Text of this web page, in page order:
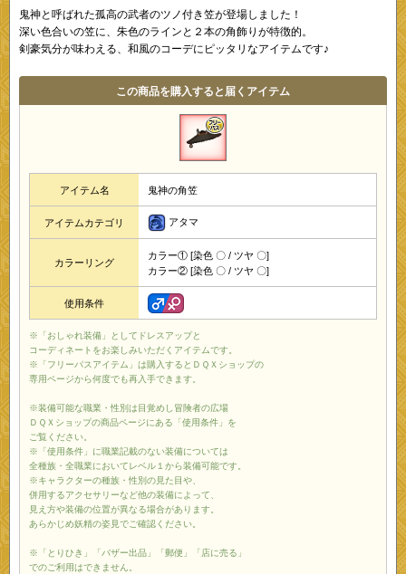
鬼神と呼ばれた孤高の武者のツノ付き笠が登場しました！
深い色合いの笠に、朱色のラインと２本の角飾りが特徴的。
剣豪気分が味わえる、和風のコーデにピッタリなアイテムです♪
この商品を購入すると届くアイテム
アイテム名 鬼神の角笠
アイテムカテゴリ アタマ
カラーリング
カラー① [染色 〇 / ツヤ 〇]
カラー② [染色 〇 / ツヤ 〇]
使用条件
※「おしゃれ装備」としてドレスアップと
コーディネートをお楽しみいただくアイテムです。
※「フリーパスアイテム」は購入するとＤＱＸショップの
専用ページから何度でも再入手できます。
※装備可能な職業・性別は目覚めし冒険者の広場
ＤＱＸショップの商品ページにある「使用条件」を
ご覧ください。
※「使用条件」に職業記載のない装備については
全種族・全職業においてレベル１から装備可能です。
※キャラクターの種族・性別の見た目や、
併用するアクセサリーなど他の装備によって、
見え方や装備の位置が異なる場合があります。
あらかじめ妖精の姿見でご確認ください。
※「とりひき」「バザー出品」「郵便」「店に売る」
でのご利用はできません。